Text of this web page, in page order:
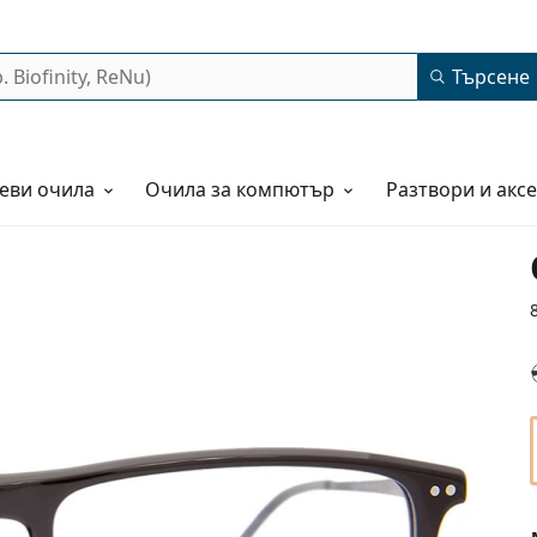
Търсене
очила Очила за компютър Разтвори и